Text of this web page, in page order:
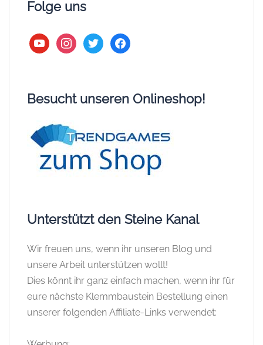
Folge uns
youtubeinstagram
twitter facebook
Besucht unseren Onlineshop!
Unterstützt den Steine Kanal
Wir freuen uns, wenn ihr unseren Blog und
unsere Arbeit unterstützen wollt!
Dies könnt ihr ganz einfach machen, wenn ihr für
eure nächste Klemmbaustein Bestellung einen
unserer folgenden Affiliate-Links verwendet: